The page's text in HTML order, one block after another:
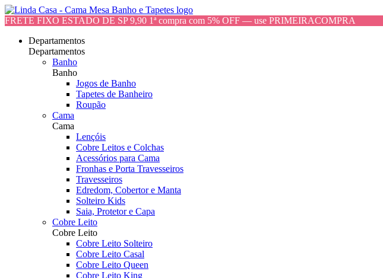
FRETE FIXO ESTADO DE SP 9,90 1ª compra com 5% OFF — use PRIMEIRACOMPRA
Departamentos
Departamentos
Banho
Banho
Jogos de Banho
Tapetes de Banheiro
Roupão
Cama
Cama
Lençóis
Cobre Leitos e Colchas
Acessórios para Cama
Fronhas e Porta Travesseiros
Travesseiros
Edredom, Cobertor e Manta
Solteiro Kids
Saia, Protetor e Capa
Cobre Leito
Cobre Leito
Cobre Leito Solteiro
Cobre Leito Casal
Cobre Leito Queen
Cobre Leito King